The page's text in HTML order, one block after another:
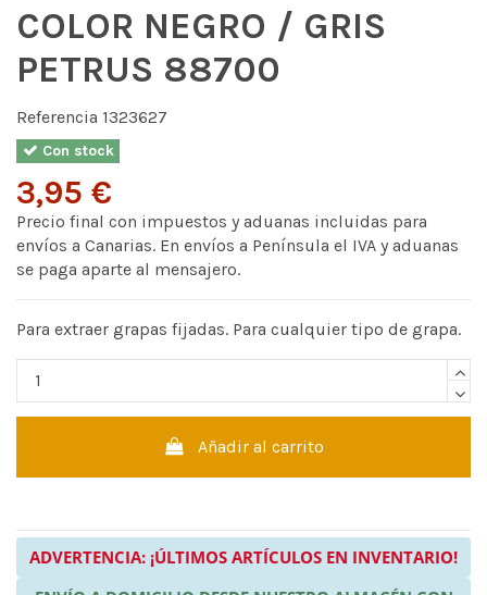
COLOR NEGRO / GRIS
PETRUS 88700
Referencia 1323627
Con stock
3,95 €
Precio final con impuestos y aduanas incluidas para
envíos a Canarias. En envíos a Península el IVA y aduanas
se paga aparte al mensajero.
Para extraer grapas fijadas. Para cualquier tipo de grapa.
Añadir al carrito
ADVERTENCIA: ¡ÚLTIMOS ARTÍCULOS EN INVENTARIO!